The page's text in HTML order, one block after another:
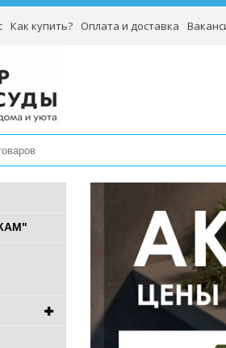
Как купить? Оплата и доставка